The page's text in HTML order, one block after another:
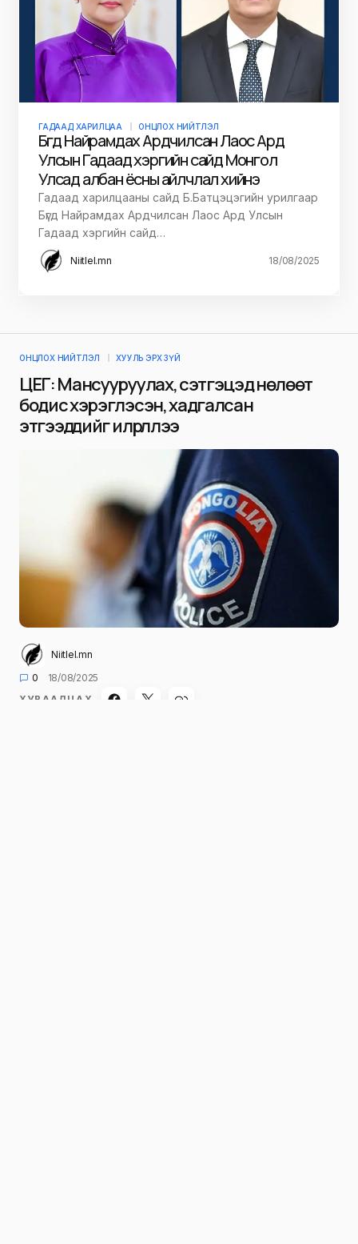
ГАДААД ХАРИЛЦАА ОНЦЛОХ НИЙТЛЭЛ
Бүгд Найрамдах Ардчилсан Лаос Ард
Улсын Гадаад хэргийн сайд Монгол
Улсад албан ёсны айлчлал хийнэ
Гадаад харилцааны сайд Б.Батцэцэгийн урилгаар
Бүгд Найрамдах Ардчилсан Лаос Ард Улсын
Гадаад хэргийн сайд…
Niitlel.mn 18/08/2025
ОНЦЛОХ НИЙТЛЭЛ ХУУЛЬ ЭРХ ЗҮЙ
ЦЕГ: Мансууруулах, сэтгэцэд нөлөөт
бодис хэрэглэсэн, хадгалсан
этгээдүүдийг илрүүллээ
Niitlel.mn
0
18/08/2025
ХУВААЛЦАХ